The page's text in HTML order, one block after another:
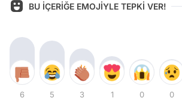
BU İÇERİĞE EMOJİYLE TEPKİ VER!
6 5 3 1 0 0